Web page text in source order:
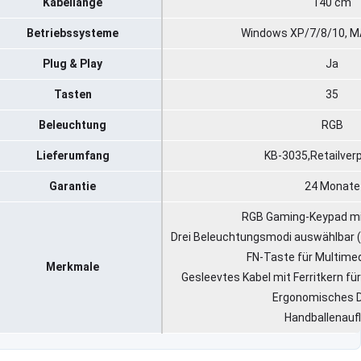
Betriebssysteme Windows XP/7/8/10,
Plug & Play Ja
Tasten 35
Beleuchtung RGB
Lieferumfang KB-
Garantie 24 Monate
Merkmale
RGB Gaming-Keypad
Drei Beleuchtungsmodi auswählbar
FN-Taste für
Gesleevtes Kabel mit Ferritkern
Ergonomisches